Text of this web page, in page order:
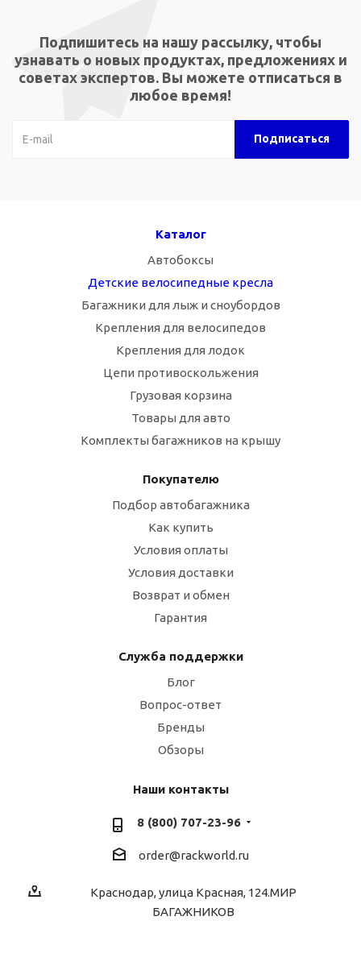
Подпишитесь на нашу рассылку, чтобы
узнавать о новых продуктах, предложениях и
советах экспертов. Вы можете отписаться в
любое время!
Каталог
Автобоксы
Детские велосипедные кресла
Багажники для лыж и сноубордов
Крепления для велосипедов
Крепления для лодок
Цепи противоскольжения
Грузовая корзина
Товары для авто
Комплекты багажников на крышу
Покупателю
Подбор автобагажника
Как купить
Условия оплаты
Условия доставки
Возврат и обмен
Гарантия
Служба поддержки
Блог
Вопрос-ответ
Бренды
Обзоры
Наши контакты
8 (800) 707-23-96
order@rackworld.ru
Краснодар, улица Красная, 124.МИР
БАГАЖНИКОВ